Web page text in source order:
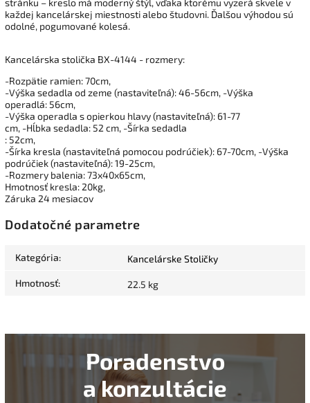
každej kancelárskej miestnosti alebo študovni. Ďalšou výhodou sú
odolné, pogumované kolesá.
Kancelárska stolička BX-4144 - rozmery:
-Rozpätie ramien: 70cm,
-Výška sedadla od zeme (nastaviteľná): 46-56cm, -Výška
operadlá: 56cm,
-Výška operadla s opierkou hlavy (nastaviteľná): 61-77
cm, -Hĺbka sedadla: 52 cm, -Šírka sedadla
: 52cm,
-Šírka kresla (nastaviteľná pomocou podrúčiek): 67-70cm, -Výška
podrúčiek (nastaviteľná): 19-25cm,
-Rozmery balenia: 73x40x65cm,
Hmotnosť kresla: 20kg,
Záruka 24 mesiacov
Dodatočné parametre
Kategória: Kancelárske Stoličky
Hmotnosť: 22.5 kg
Poradenstvo
a konzultácie